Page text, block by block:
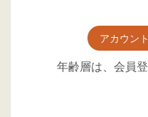
アカウン
年齢層は、会員